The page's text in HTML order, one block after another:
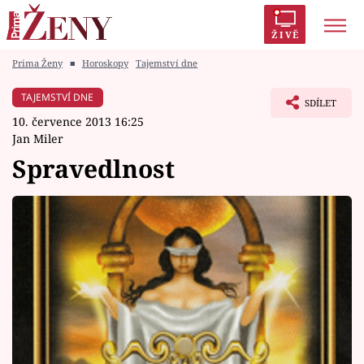
ŽIVĚ
Módní alarm
Témata
Celebrity
Vztahy
Seriály
Prima Ženy ■ Horoskopy Tajemství dne
TAJEMSTVÍ DNE
10. července 2013 16:25
Jan Miler
SDÍLET
Spravedlnost